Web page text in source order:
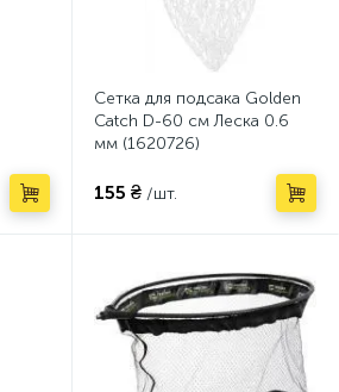
Сетка для подсака Golden
Catch D-60 см Леска 0.6
мм (1620726)
155 ₴ /шт.